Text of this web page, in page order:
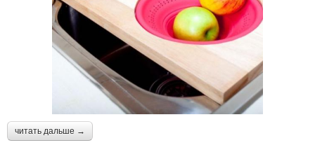
читать дальше →